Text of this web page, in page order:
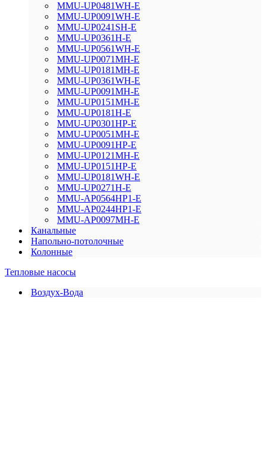
MMU-UP0481WH-E
MMU-UP0091WH-E
MMU-UP0241SH-E
MMU-UP0361H-E
MMU-UP0561WH-E
MMU-UP0071MH-E
MMU-UP0181MH-E
MMU-UP0361WH-E
MMU-UP0091MH-E
MMU-UP0151MH-E
MMU-UP0181H-E
MMU-UP0301HP-E
MMU-UP0051MH-E
MMU-UP0091HP-E
MMU-UP0121MH-E
MMU-UP0151HP-E
MMU-UP0181WH-E
MMU-UP0271H-E
MMU-AP0564HP1-E
MMU-AP0244HP1-E
MMU-AP0097MH-E
Канальные
Напольно-потолочные
Колонные
Тепловые насосы
Воздух-Вода